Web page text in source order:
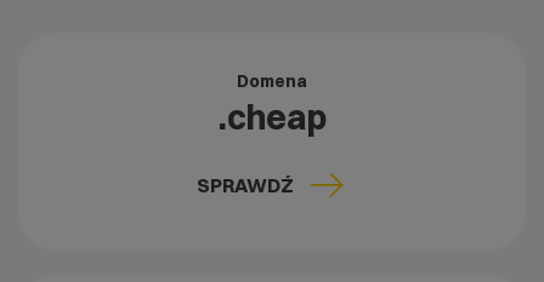
Domena
.cheap
SPRAWDŹ